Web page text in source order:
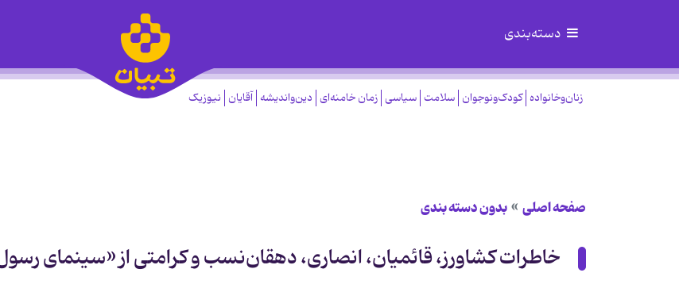
دسته‌بندی
زنان‌وخانواده کودک‌ونوجوان سلامت سیاسی زمان خامنه‌ای دین‌واندیشه آقایان نیوزیک
صفحه اصلی بدون دسته بندی
خاطرات كشاورز، قائمیان، انصاری، دهقان‌نسب و كرامتی از «سینمای